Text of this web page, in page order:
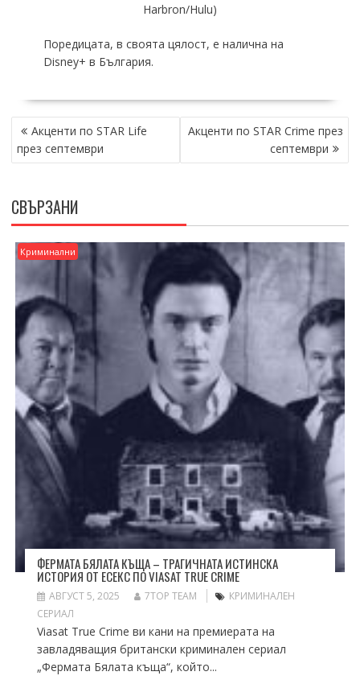
Harbron/Hulu)
Поредицата, в своята цялост, е налична на
Disney+ в България.
НАВИГАЦИЯ
Акценти по STAR Life
през септември
Акценти по STAR Crime през
септември
СВЪРЗАНИ
Криминални
ФЕРМАТА БЯЛАТА КЪЩА – ТРАГИЧНАТА ИСТИНСКА
ИСТОРИЯ ОТ ЕСЕКС ПО VIASAT TRUE CRIME
АВГУСТ 5, 2025 7TOP TEAM
КРИМИНАЛЕН
СЕРИАЛ
Viasat True Crime ви кани на премиерата на
завладяващия британски криминален сериал
„Фермата Бялата къща“, който...